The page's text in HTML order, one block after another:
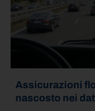
Assicurazioni
nascosto nei